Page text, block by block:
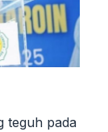
teguh pada